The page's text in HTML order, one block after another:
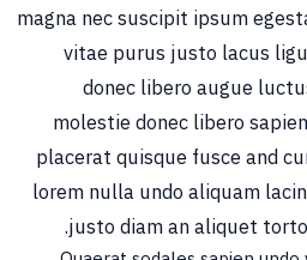
magna nec suscipit ipsum
vitae purus justo lacus
donec libero augue
molestie donec libero
placerat quisque fusce and
lorem nulla undo aliquam
justo diam an aliquet